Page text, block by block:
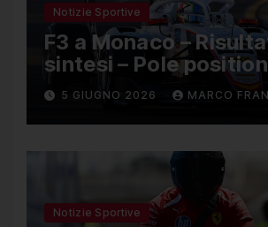
Notizie Sportive
F3 a Monaco –
sintesi – Pole
Nael, Bruno del Pino
5 GIUGNO 2026 MARCO
Notizie Sportive